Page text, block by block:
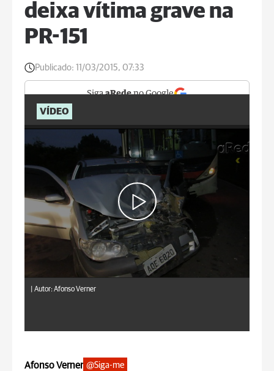
deixa vítima grave na
PR-151
Publicado: 11/03/2015, 07:33
SigaaRedeno Google
VÍDEO
Autor: Afonso Verner
Afonso Verner @Siga-me